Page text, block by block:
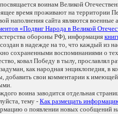
воинам Великой
время проживают на территории
наполнения сайта являются военные
«Подвиг Народа в Великой
обороны РФ), информация
в надежде на то, что каждый из
сохраненными воспоминаниями о
ковал Победу в тылу, прославлял
как народная энциклопедия,
добавить свои комментарии к
воина заводится отдельная
тему - Как размещать
о появлении новых сообщений